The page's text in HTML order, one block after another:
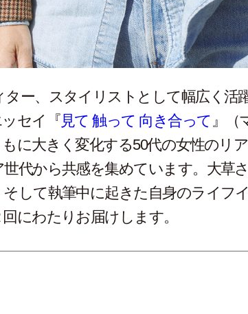
ー、スタイリストとして幅広く活
セイ『見て 触って 向き合って』（
に大きく変化する50代の女性のリ
代から共感を集めています。大草
して執筆中に起きた自身のライフ
にわたりお届けします。